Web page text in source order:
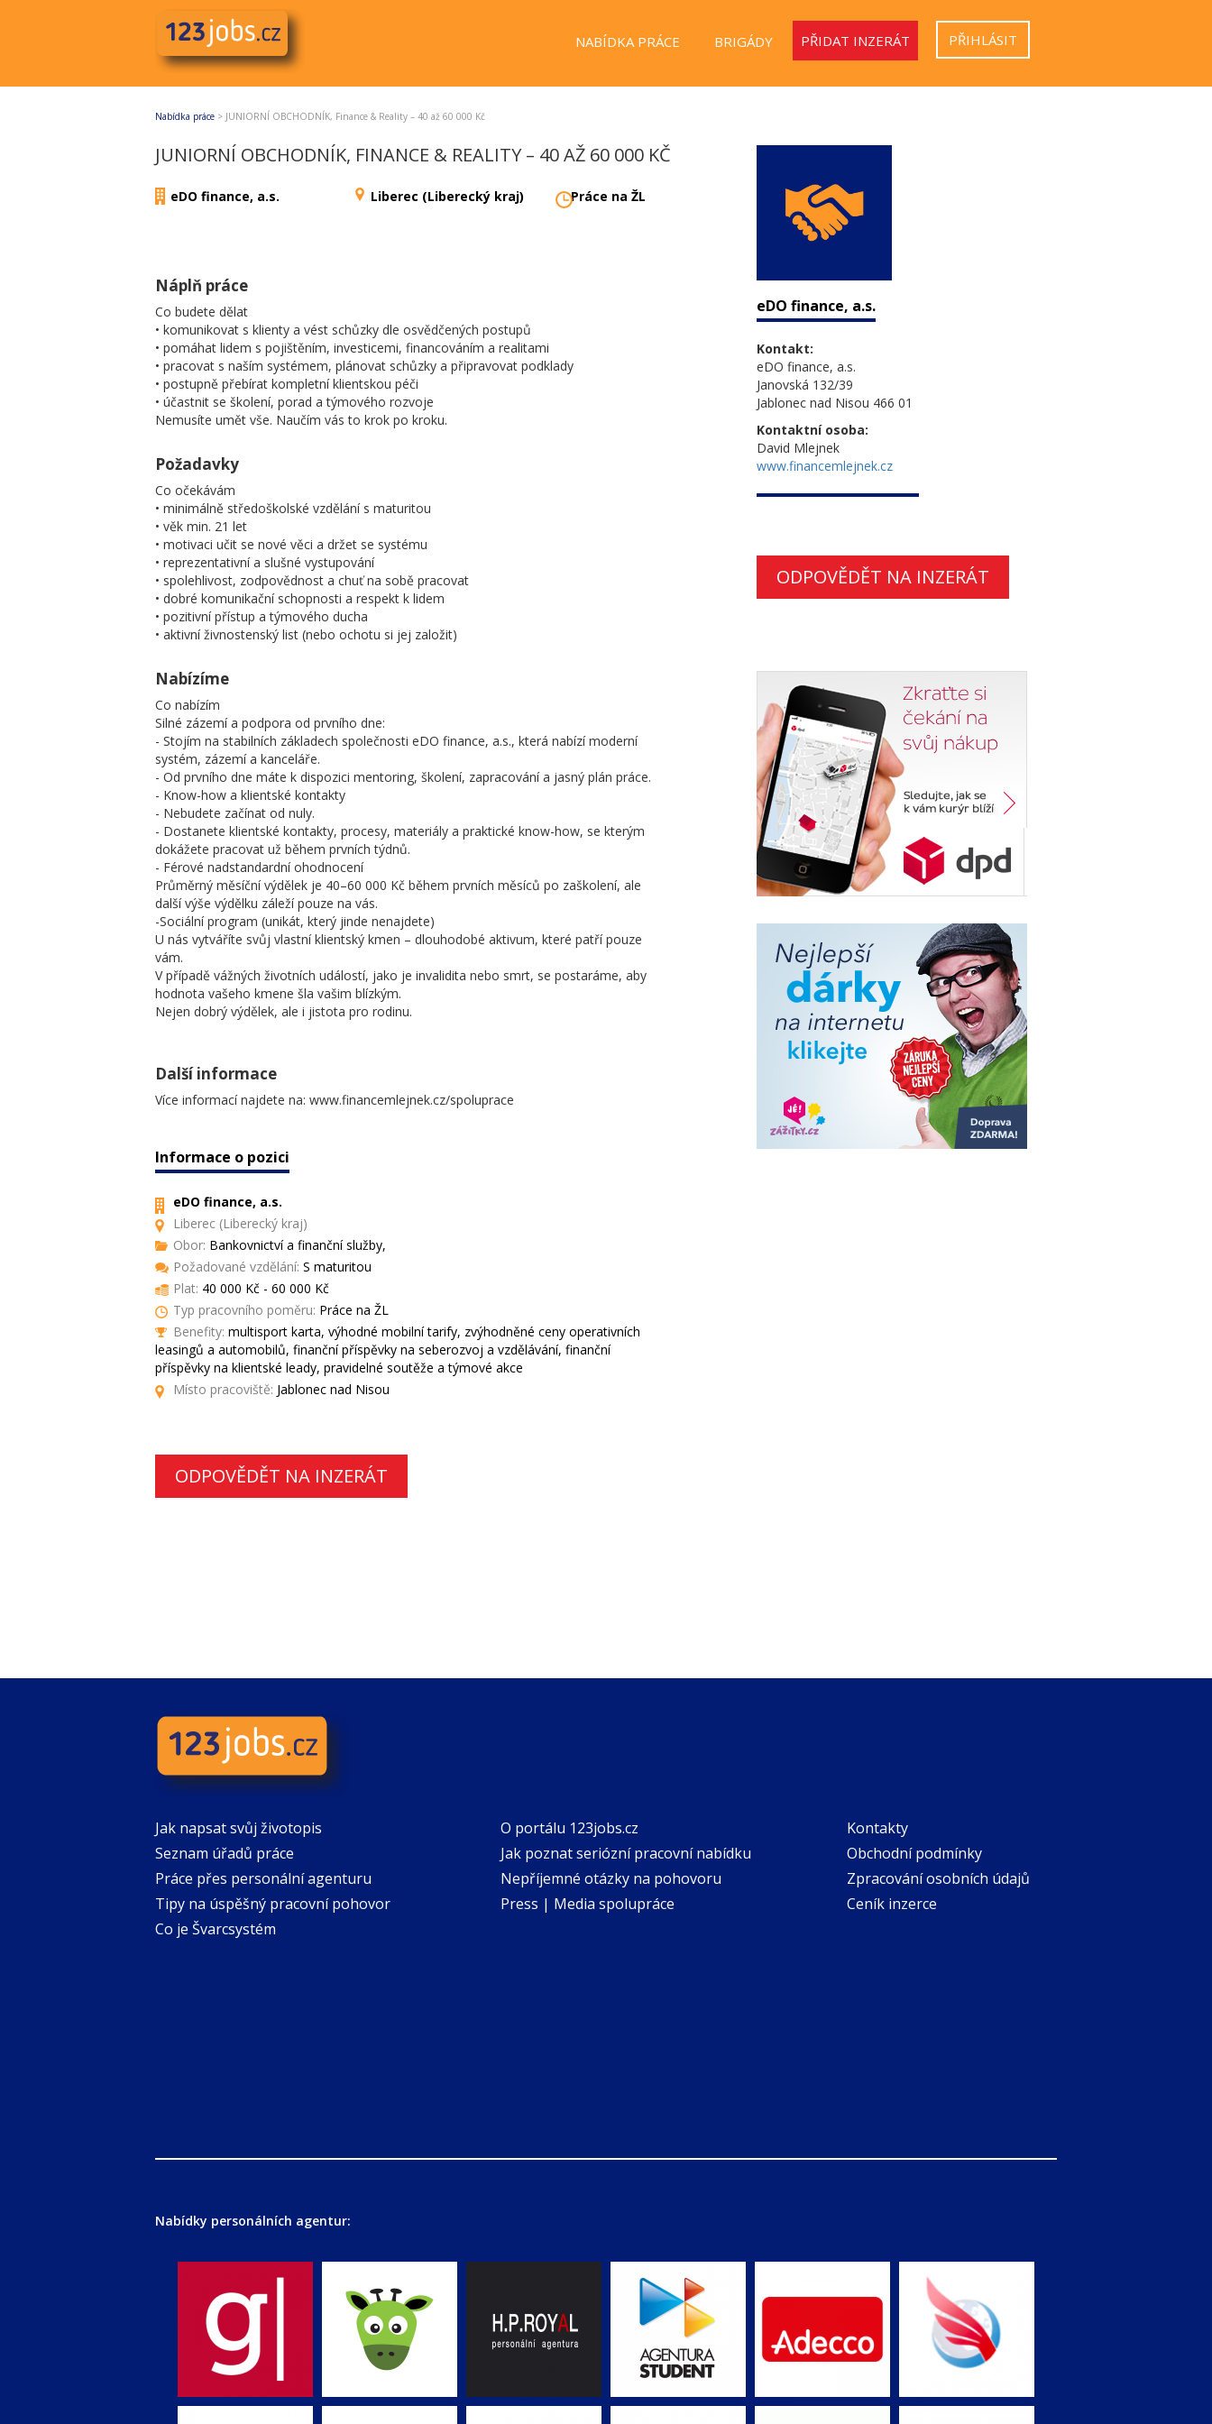
NABÍDKA PRÁCE BRIGÁDY PŘIDAT INZERÁT PŘIHLÁSIT
Nabídka práce > JUNIORNÍ OBCHODNÍK, Finance & Reality – 40 až 60 000 Kč
JUNIORNÍ OBCHODNÍK, FINANCE & REALITY – 40 AŽ 60 000 KČ
eDO finance, a.s. Liberec (Liberecký kraj) Práce na ŽL
Náplň práce
Co budete dělat
• komunikovat s klienty a vést schůzky dle osvědčených postupů
• pomáhat lidem s pojištěním, investicemi, financováním a realitami
• pracovat s naším systémem, plánovat schůzky a připravovat podklady
• postupně přebírat kompletní klientskou péči
• účastnit se školení, porad a týmového rozvoje
Nemusíte umět vše. Naučím vás to krok po kroku.
Požadavky
Co očekávám
• minimálně středoškolské vzdělání s maturitou
• věk min. 21 let
• motivaci učit se nové věci a držet se systému
• reprezentativní a slušné vystupování
• spolehlivost, zodpovědnost a chuť na sobě pracovat
• dobré komunikační schopnosti a respekt k lidem
• pozitivní přístup a týmového ducha
• aktivní živnostenský list (nebo ochotu si jej založit)
Nabízíme
Co nabízím
Silné zázemí a podpora od prvního dne:
- Stojím na stabilních základech společnosti eDO finance, a.s., která nabízí moderní
systém, zázemí a kanceláře.
- Od prvního dne máte k dispozici mentoring, školení, zapracování a jasný plán práce.
- Know-how a klientské kontakty
- Nebudete začínat od nuly.
- Dostanete klientské kontakty, procesy, materiály a praktické know-how, se kterým
dokážete pracovat už během prvních týdnů.
- Férové nadstandardní ohodnocení
Průměrný měsíční výdělek je 40–60 000 Kč během prvních měsíců po zaškolení, ale
další výše výdělku záleží pouze na vás.
-Sociální program (unikát, který jinde nenajdete)
U nás vytváříte svůj vlastní klientský kmen – dlouhodobé aktivum, které patří pouze
vám.
V případě vážných životních událostí, jako je invalidita nebo smrt, se postaráme, aby
hodnota vašeho kmene šla vašim blízkým.
Nejen dobrý výdělek, ale i jistota pro rodinu.
Další informace
Více informací najdete na: www.financemlejnek.cz/spoluprace
Informace o pozici
eDO finance, a.s.
Liberec (Liberecký kraj)
Obor: Bankovnictví a finanční služby,
Požadované vzdělání: S maturitou
Plat: 40 000 Kč - 60 000 Kč
Typ pracovního poměru: Práce na ŽL
Benefity: multisport karta, výhodné mobilní tarify, zvýhodněné ceny operativních
leasingů a automobilů, finanční příspěvky na seberozvoj a vzdělávání, finanční
příspěvky na klientské leady, pravidelné soutěže a týmové akce
Místo pracoviště: Jablonec nad Nisou
ODPOVĚDĚT NA INZERÁT
eDO finance, a.s.
Kontakt:
eDO finance, a.s.
Janovská 132/39
Jablonec nad Nisou 466 01
Kontaktní osoba:
David Mlejnek
www.financemlejnek.cz
ODPOVĚDĚT NA INZERÁT
Jak napsat svůj životopis
Seznam úřadů práce
Práce přes personální agenturu
Tipy na úspěšný pracovní pohovor
Co je Švarcsystém
O portálu 123jobs.cz
Jak poznat seriózní pracovní nabídku
Nepříjemné otázky na pohovoru
Press | Media spolupráce
Kontakty
Obchodní podmínky
Zpracování osobních údajů
Ceník inzerce
Nabídky personálních agentur: